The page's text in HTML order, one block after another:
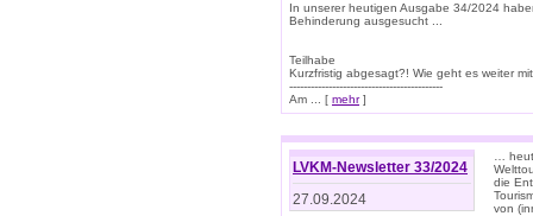
In unserer heutigen Ausgabe 34/2024
Behinderung ausgesucht ...
Teilhabe
Kurzfristig abgesagt?! Wie geht es weiter
-------------------------------------------
Am ... [ mehr]
LVKM-Newsletter 33/2024
27.09.2024
…
die
von